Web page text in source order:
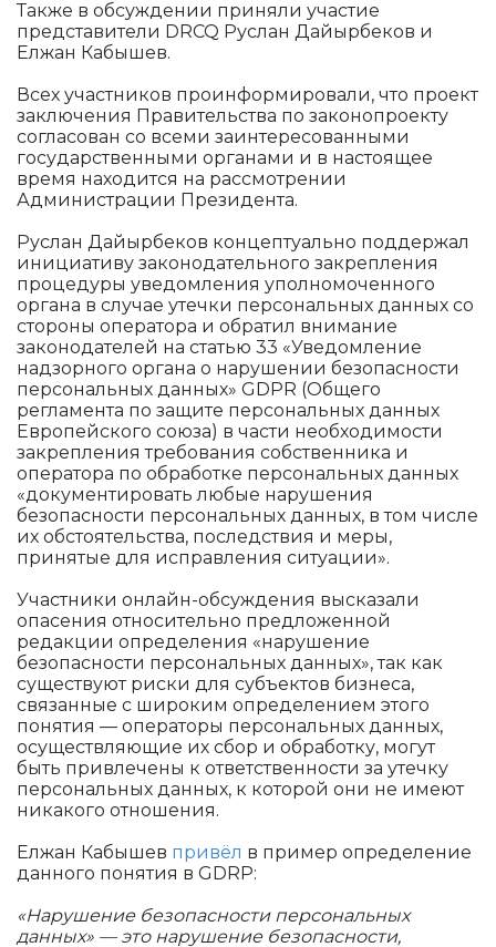
Также в обсуждении приняли участие
представители DRCQ Руслан Дайырбеков и
Елжан Кабышев.
Всех участников проинформировали, что проект
заключения Правительства по законопроекту
согласован со всеми заинтересованными
государственными органами и в настоящее
время находится на рассмотрении
Администрации Президента.
Руслан Дайырбеков концептуально поддержал
инициативу законодательного закрепления
процедуры уведомления уполномоченного
органа в случае утечки персональных данных со
стороны оператора и обратил внимание
законодателей на статью 33 «Уведомление
надзорного органа о нарушении безопасности
персональных данных» GDPR (Общего
регламента по защите персональных данных
Европейского союза) в части необходимости
закрепления требования собственника и
оператора по обработке персональных данных
«документировать любые нарушения
безопасности персональных данных, в том числе
их обстоятельства, последствия и меры,
принятые для исправления ситуации».
Участники онлайн-обсуждения высказали
опасения относительно предложенной
редакции определения «нарушение
безопасности персональных данных», так как
существуют риски для субъектов бизнеса,
связанные с широким определением этого
понятия — операторы персональных данных,
осуществляющие их сбор и обработку, могут
быть привлечены к ответственности за утечку
персональных данных, к которой они не имеют
никакого отношения.
Елжан Кабышев привёл в пример определение
данного понятия в GDRP:
«Нарушение безопасности персональных
данных» — это нарушение безопасности,